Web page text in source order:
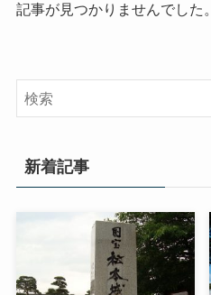
記事が見つかりませんでした。
新着記事